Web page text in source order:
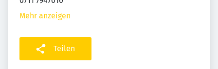
Mehr anzeigen
Teilen